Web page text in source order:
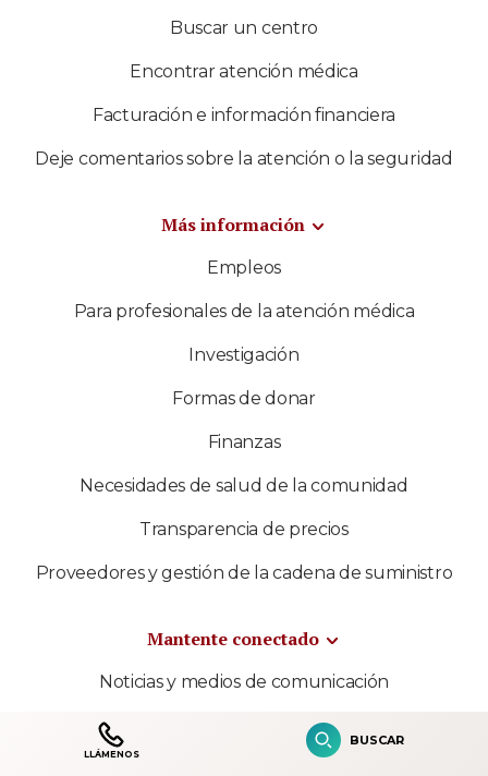
Buscar un centro
Encontrar atención médica
Facturación e información financiera
Deje comentarios sobre la atención o la seguridad
Más información
Empleos
Para profesionales de la atención médica
Investigación
Formas de donar
Finanzas
Necesidades de salud de la comunidad
Transparencia de precios
Proveedores y gestión de la cadena de suministro
Mantente conectado
Noticias y medios de comunicación
Contenido multimedia
LLÁMENOS
BUSCAR